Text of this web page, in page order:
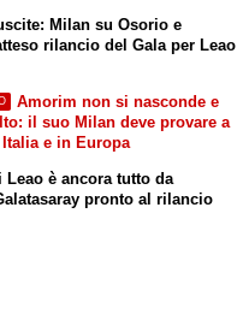
Milan su Osorio e
rilancio del Gala per Leao
Amorim non si nasconde e
il suo Milan deve provare a
e in Europa
è ancora tutto da
pronto al rilancio